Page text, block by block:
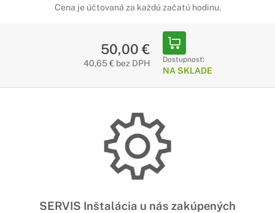
Cena je účtovaná za každú začatú hodinu.
50,00 €
40,65 € bez DPH Dostupnosť:
NA SKLADE
SERVIS Inštalácia u nás zakúpených